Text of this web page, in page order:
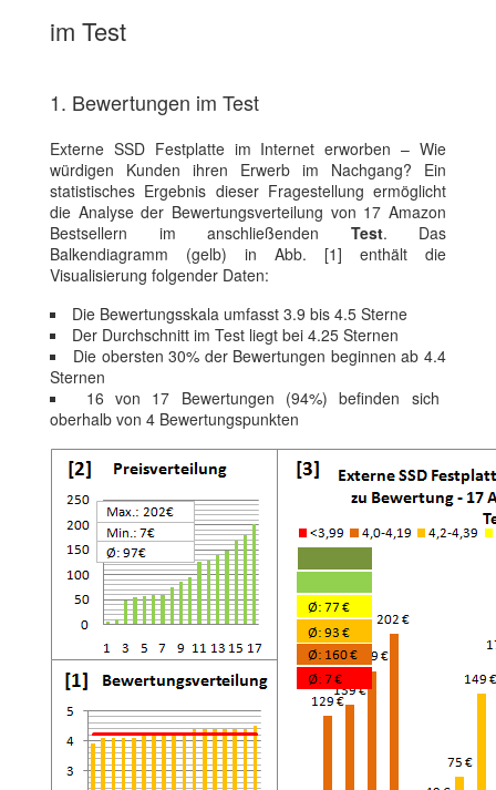
im Test
1. Bewertungen im Test
Externe SSD Festplatte im Internet erworben – Wie
würdigen Kunden ihren Erwerb im Nachgang? Ein
statistisches Ergebnis dieser Fragestellung ermöglicht
die Analyse der Bewertungsverteilung von 17 Amazon
Bestsellern im anschließenden Test. Das
Balkendiagramm (gelb) in Abb. [1] enthält die
Visualisierung folgender Daten:
Die Bewertungsskala umfasst 3.9 bis 4.5 Sterne
Der Durchschnitt im Test liegt bei 4.25 Sternen
Die obersten 30% der Bewertungen beginnen ab 4.4
Sternen
16 von 17 Bewertungen (94%) befinden sich
oberhalb von 4 Bewertungspunkten